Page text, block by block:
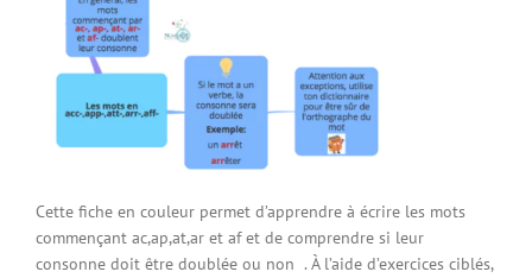
Médias
Connexion à votre espace
Cette fiche en couleur permet d’apprendre à écrire les mots
commençant ac,ap,at,ar et af et de comprendre si leur
consonne doit être doublée ou non . À l’aide d’exercices ciblés,